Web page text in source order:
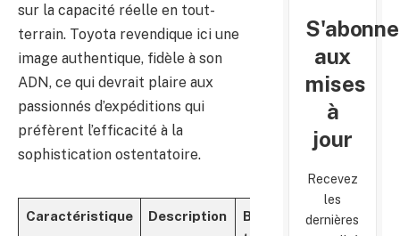
sur la capacité réelle en tout-
terrain. Toyota revendique ici une
image authentique, fidèle à son
ADN, ce qui devrait plaire aux
passionnés d’expéditions qui
préfèrent l’efficacité à la
sophistication ostentatoire.
Caractéristique Description
Bénéfices
aux
mises
à
jour
Recevez
les
dernières